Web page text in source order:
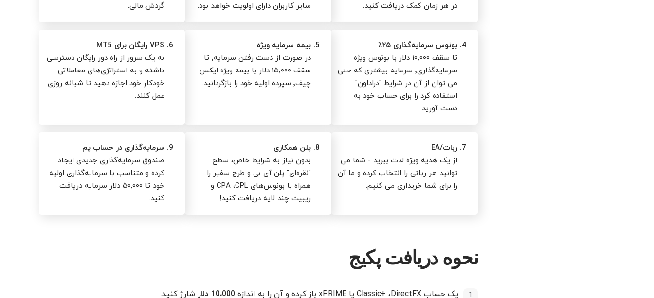
در هر زمان کمک دریافت کنید.
سایر کاربران دارای اولویت خواهد بود.
گردش مالی.
4. بونوس سرمایه‌گذاری ۲۵٪
تا سقف ۱۰٬۰۰۰ دلار با بونوس ویژه
سرمایه‌گذاری٬ سرمایه بیشتری که حتی
می توان از آن در شرایط "دراداون"
استفاده کرد را برای حساب خود به
دست آورید.
5. بیمه سرمایه ویژه
در صورت از دست رفتن سرمایه٬ تا
سقف ۱۵٬۰۰۰ دلار با بیمه ویژه ایکس
چیف٬ سپرده اولیه خود را بازگردانید.
6. VPS رایگان برای MT5
به یک سرور از راه دور رایگان دسترسی
داشته و به استراتژی‌های معاملاتی
خودکار خود اجازه دهید تا شبانه روزی
عمل کنند.
7. ربات/EA
از یک هدیه ویژه لذت ببرید - شما می
توانید هر رباتی را انتخاب کرده و ما آن
را برای شما خریداری می کنیم.
8. پلن همکاری
بدون نیاز به شرایط خاص، سطح
"نقره‌ای" پلن آی بی و طرح سفیر را
همراه با بونوس‌های CPA ،CPL و
ریبیت چند لایه دریافت کنید!
9. سرمایه‌گذاری در حساب پم
صندوق سرمایه‌گذاری جدیدی ایجاد
کرده و متناسب با سرمایه‌گذاری اولیه
خود تا ۵۰,۰۰۰ دلار سرمایه دریافت
کنید.
نحوه دریافت پکیج
یک حساب Classic+ ،DirectFX یا xPRIME باز کرده و آن را به اندازه 10،000 دلار شارژ کنید.